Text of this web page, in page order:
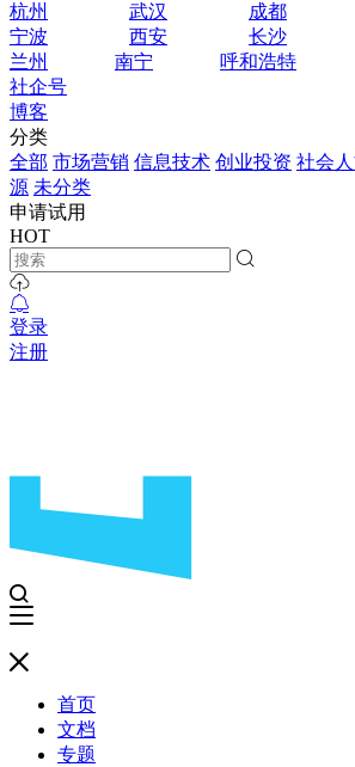
杭州
武汉 成都
宁波
西安 长沙
兰州
南宁 呼和浩特
社企号
博客
分类
全部 市场营销 信息技术 创业投资 社会
源 未分类
申请试用
HOT
登录
注册
首页
文档
专题